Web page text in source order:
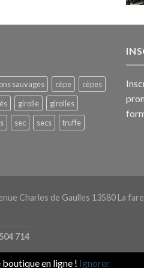
sauvages cèpe
cèpes
girolle
girolles
sec secs
truffe
Charles de Gaulles 13580 La
714
en ligne ! Ignorer